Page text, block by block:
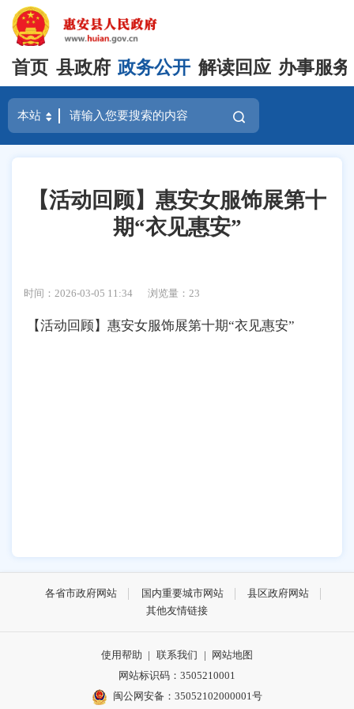
首页 县政府 政务公开 解读回应 办事服务
【活动回顾】惠安女服饰展第十
期“衣见惠安”
时间：2026-03-05 11:34 浏览量：23
【活动回顾】惠安女服饰展第十期“衣见惠安”
各省市政府网站 国内重要城市网站
县区政府网站
其他友情链接
使用帮助 | 联系我们 | 网站地图
网站标识码：3505210001
闽公网安备：35052102000001号